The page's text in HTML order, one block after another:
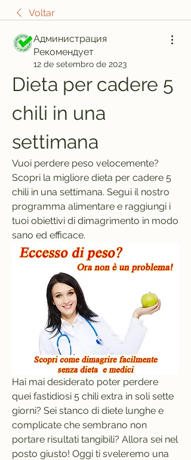
Voltar
Администрация
Рекомендует
12 de setembro de 2023
Dieta per cadere 5
chili in una
settimana
Vuoi perdere peso velocemente?
Scopri la migliore dieta per cadere 5
chili in una settimana. Segui il nostro
programma alimentare e raggiungi i
tuoi obiettivi di dimagrimento in modo
sano ed efficace.
Hai mai desiderato poter perdere
quei fastidiosi 5 chili extra in soli sette
giorni? Sei stanco di diete lunghe e
complicate che sembrano non
portare risultati tangibili? Allora sei nel
posto giusto! Oggi ti sveleremo una